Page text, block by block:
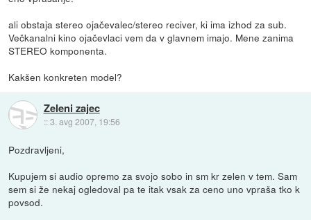
ali obstaja stereo ojačevalec/stereo reciver, ki ima izhod za sub.
Večkanalni kino ojačevlaci vem da v glavnem imajo. Mene zanima
STEREO komponenta.
Kakšen konkreten model?
Zeleni zajec
::3. avg 2007, 19:56
Pozdravljeni,
Kupujem si audio opremo za svojo sobo in sm kr zelen v tem. Sam
sem si že nekaj ogledoval pa te itak vsak za ceno uno vpraša tko k
povsod.